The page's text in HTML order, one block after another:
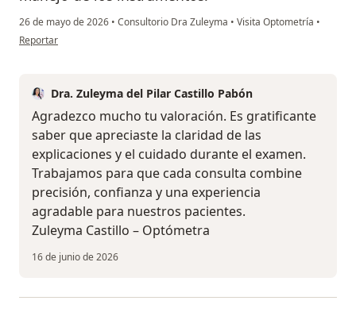
26 de mayo de 2026 • Consultorio Dra Zuleyma • Visita Optometría •
en opinión del usuario AM
Reportar
Dra. Zuleyma del Pilar Castillo Pabón
Agradezco mucho tu valoración. Es gratificante
saber que apreciaste la claridad de las
explicaciones y el cuidado durante el examen.
Trabajamos para que cada consulta combine
precisión, confianza y una experiencia
agradable para nuestros pacientes.
Zuleyma Castillo – Optómetra
16 de junio de 2026